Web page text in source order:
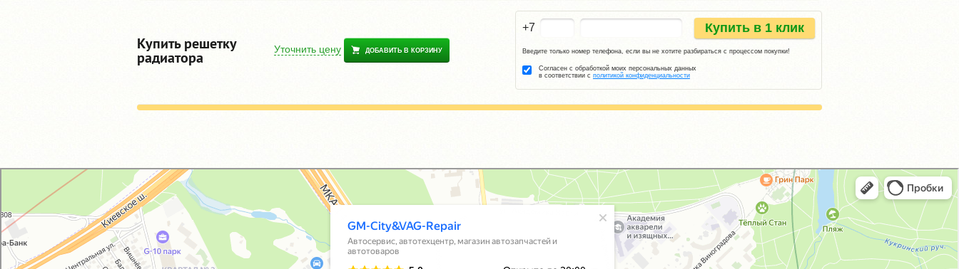
Купить решетку
радиатора Уточнить цену ДОБАВИТЬ В КОРЗИНУ
+7 Купить в 1 клик
Введите только номер телефона, если вы не хотите разбираться с процессом покупки!
Согласен с обработкой моих персональных данных
в соответствии с политикой конфиденциальности
GM-City&VAG-Repair
Автосервис, автотехцентр в Москве
Магазин автозапчастей и автотоваров в Москве